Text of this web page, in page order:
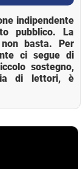
indipendente
pubblico. La
basta. Per
ci segue di
sostegno,
di lettori, è